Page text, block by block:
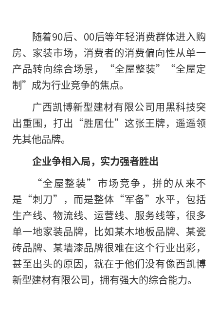
随着90后、00后等年轻消费群体进入购
房、家装市场，消费者的消费偏向性从单一
产品转向综合场景，“全屋整装”“全屋定
制”成为行业竞争的焦点。
广西凯博新型建材有限公司用黑科技突
出重围，打出“胜居仕”这张王牌，遥遥领
先其他品牌。
企业争相入局，实力强者胜出
“全屋整装”市场竞争，拼的从来不
是“刺刀”，而是整体“军备”水平，包括
生产线、物流线、运营线、服务线等，很多
单一地家装品牌，比如某木地板品牌、某瓷
砖品牌、某墙漆品牌很难在这个行业出彩，
甚至出头的原因，就在于他们没有像西凯博
新型建材有限公司，拥有强大的综合能力。